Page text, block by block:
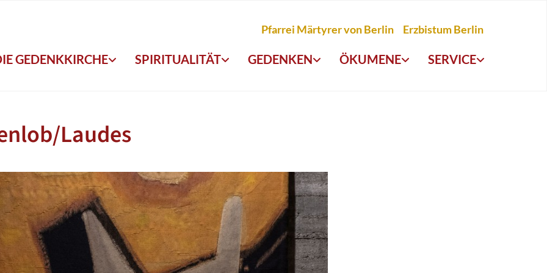
Pfarrei Märtyrer von Berlin Erzbistum Berlin
GEDENKKIRCHE SPIRITUALITÄT GEDENKEN ÖKUMENE SERVICE
Laudes